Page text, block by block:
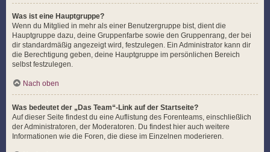
Was ist eine Hauptgruppe?
Wenn du Mitglied in mehr als einer Benutzergruppe bist, dient die
Hauptgruppe dazu, deine Gruppenfarbe sowie den Gruppenrang, der bei
dir standardmäßig angezeigt wird, festzulegen. Ein Administrator kann dir
die Berechtigung geben, deine Hauptgruppe im persönlichen Bereich
selbst festzulegen.
Nach oben
Was bedeutet der „Das Team“-Link auf der Startseite?
Auf dieser Seite findest du eine Auflistung des Forenteams, einschließlich
der Administratoren, der Moderatoren. Du findest hier auch weitere
Informationen wie die Foren, die diese im Einzelnen moderieren.